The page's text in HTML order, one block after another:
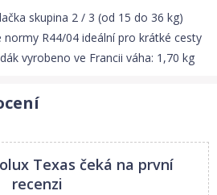
skupina 2 / 3 (od 15 do 36 kg)
R44/04 ideální pro krátké cesty
vyrobeno ve Francii váha: 1,70 kg
Texas čeká na první
recenzi